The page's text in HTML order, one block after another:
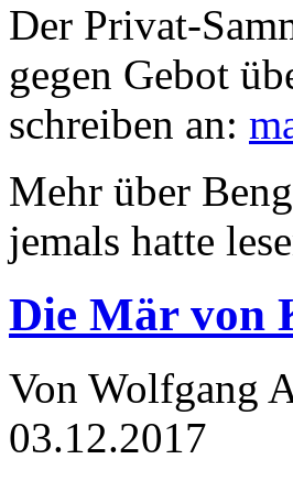
Der Privat-
gegen Gebot
schreiben an:
Mehr über
jemals hatte
Die Mär von
Von Wolfgang
03.12.2017